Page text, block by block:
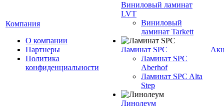
Компания
О компании
Партнеры
Политика
конфиденциальности
Виниловый ламинат
LVT
Виниловый
ламинат Tarkett
Ламинат SPC
Ламинат SPC
Aberhof
Ламинат SPC Alta
Step
Линолеум